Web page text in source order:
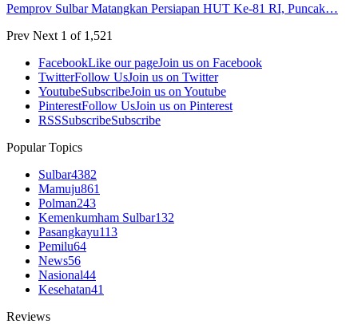
Pemprov Sulbar Matangkan Persiapan HUT Ke-81 RI, Puncak…
Prev Next 1 of 1,521
FacebookLike our pageJoin us on Facebook
TwitterFollow UsJoin us on Twitter
YoutubeSubscribeJoin us on Youtube
PinterestFollow UsJoin us on Pinterest
RSSSubscribeSubscribe
Popular Topics
Sulbar4382
Mamuju861
Polman243
Kemenkumham Sulbar132
Pasangkayu113
Pemilu64
News56
Nasional44
Kesehatan41
Reviews